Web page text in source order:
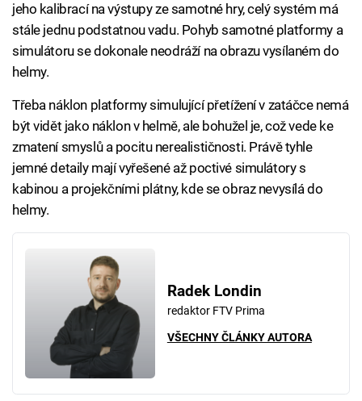
jeho kalibrací na výstupy ze samotné hry, celý systém má
stále jednu podstatnou vadu. Pohyb samotné platformy a
simulátoru se dokonale neodráží na obrazu vysílaném do
helmy.
Třeba náklon platformy simulující přetížení v zatáčce nemá
být vidět jako náklon v helmě, ale bohužel je, což vede ke
zmatení smyslů a pocitu nerealističnosti. Právě tyhle
jemné detaily mají vyřešené až poctivé simulátory s
kabinou a projekčními plátny, kde se obraz nevysílá do
helmy.
Radek Londin
redaktor FTV Prima
VŠECHNY ČLÁNKY AUTORA